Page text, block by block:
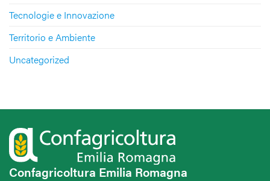
Tecnologie e Innovazione
Territorio e Ambiente
Uncategorized
Confagricoltura Emilia Romagna